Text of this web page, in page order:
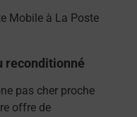
reconditionné
pas cher proche
offre de